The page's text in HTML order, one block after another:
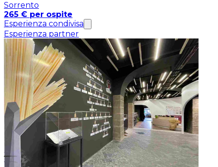
Sorrento
265 € per ospite
Esperienza condivisa
Esperienza partner